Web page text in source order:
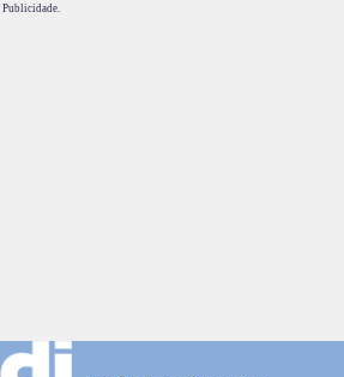
Publicidade.